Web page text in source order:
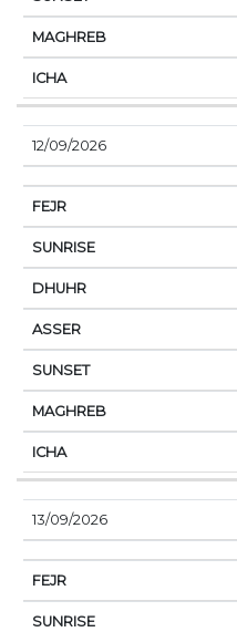
12/09/2026
13/09/2026